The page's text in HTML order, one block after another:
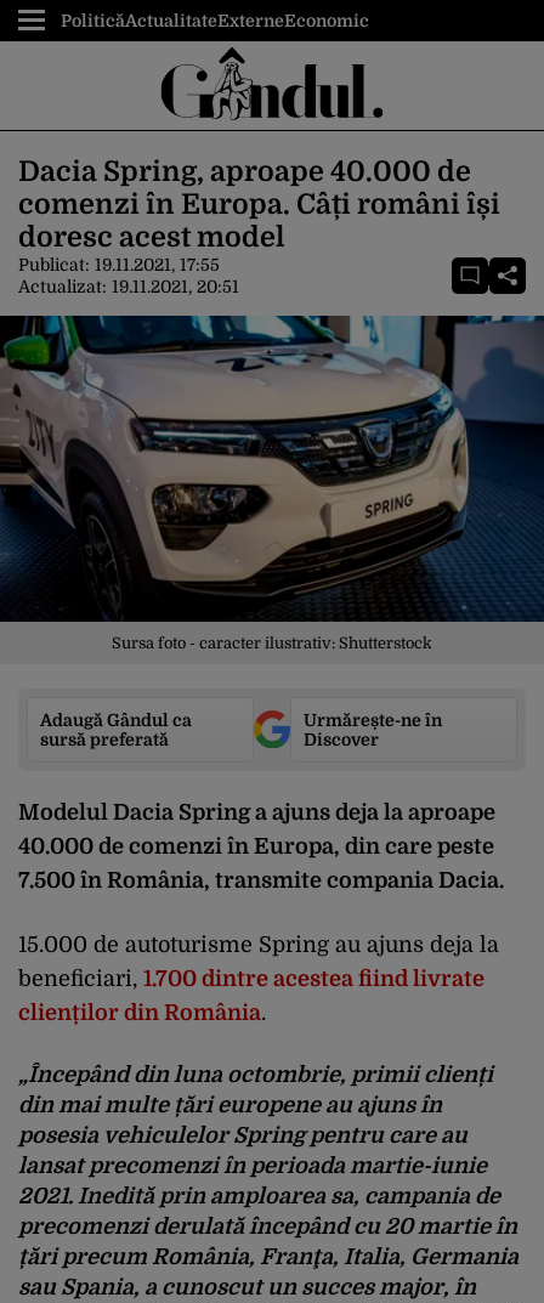
PoliticăActualitateExterneEconomic
Dacia Spring, aproape 40.000 de
comenzi în Europa. Câți români își
doresc acest model
Publicat: 19.11.2021, 17:55
Actualizat: 19.11.2021, 20:51
Sursa foto - caracter ilustrativ: Shutterstock
Adaugă Gândul ca
sursă preferată
Urmărește-ne în
Discover
Modelul Dacia Spring a ajuns deja la aproape
40.000 de comenzi în Europa, din care peste
7.500 în România, transmite compania Dacia.
15.000 de autoturisme Spring au ajuns deja la
beneficiari, 1.700 dintre acestea fiind livrate
clienților din România.
„Începând din luna octombrie, primii clienți
din mai multe țări europene au ajuns în
posesia vehiculelor Spring pentru care au
lansat precomenzi în perioada martie-iunie
2021. Inedită prin amploarea sa, campania de
precomenzi derulată începând cu 20 martie în
țări precum România, Franţa, Italia, Germania
sau Spania, a cunoscut un succes major, în